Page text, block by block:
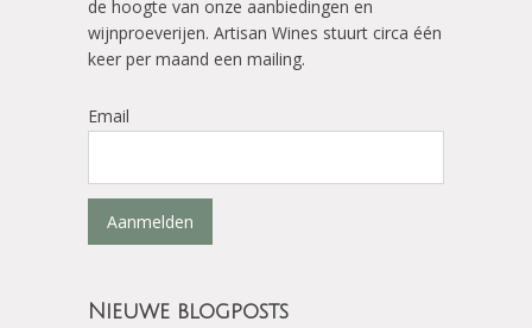
de hoogte van onze aanbiedingen en
wijnproeverijen. Artisan Wines stuurt circa één
keer per maand een mailing.
Email
Aanmelden
Nieuwe blogposts